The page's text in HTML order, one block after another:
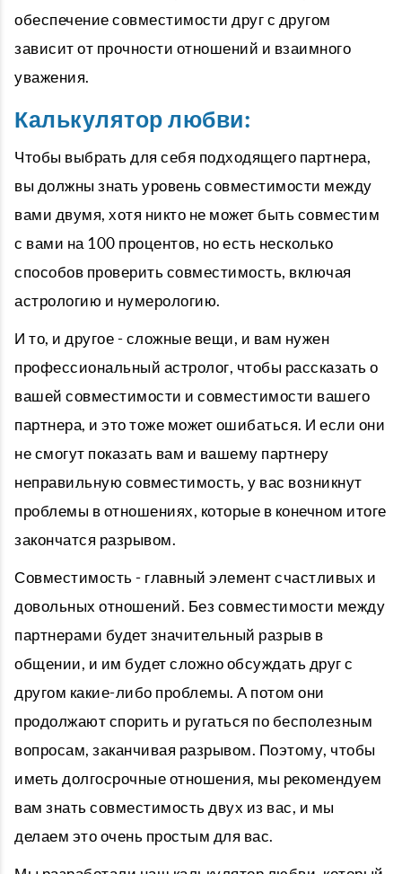
обеспечение совместимости друг с другом
зависит от прочности отношений и взаимного
уважения.
Калькулятор любви:
Чтобы выбрать для себя подходящего партнера,
вы должны знать уровень совместимости между
вами двумя, хотя никто не может быть совместим
с вами на 100 процентов, но есть несколько
способов проверить совместимость, включая
астрологию и нумерологию.
И то, и другое - сложные вещи, и вам нужен
профессиональный астролог, чтобы рассказать о
вашей совместимости и совместимости вашего
партнера, и это тоже может ошибаться. И если они
не смогут показать вам и вашему партнеру
неправильную совместимость, у вас возникнут
проблемы в отношениях, которые в конечном итоге
закончатся разрывом.
Совместимость - главный элемент счастливых и
довольных отношений. Без совместимости между
партнерами будет значительный разрыв в
общении, и им будет сложно обсуждать друг с
другом какие-либо проблемы. А потом они
продолжают спорить и ругаться по бесполезным
вопросам, заканчивая разрывом. Поэтому, чтобы
иметь долгосрочные отношения, мы рекомендуем
вам знать совместимость двух из вас, и мы
делаем это очень простым для вас.